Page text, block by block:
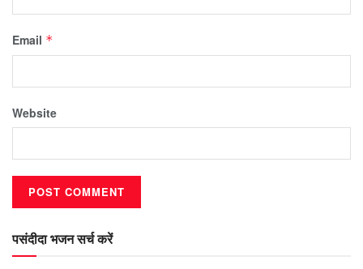
Email *
Website
पसंदीदा भजन सर्च करें